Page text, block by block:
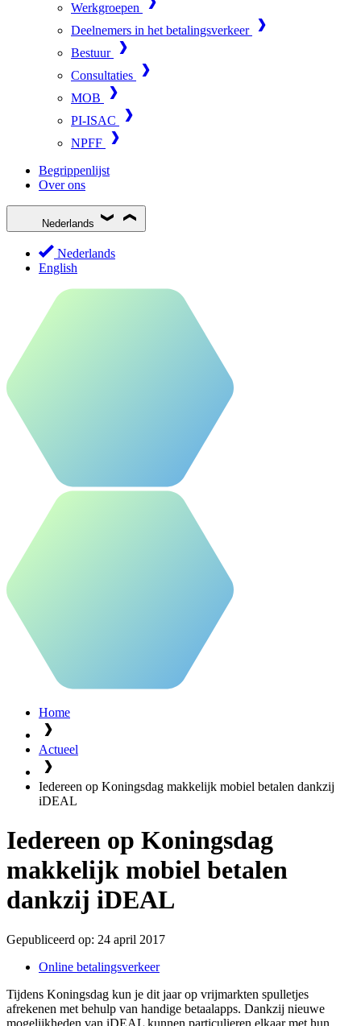
Werkgroepen
Deelnemers in het betalingsverkeer
Bestuur
Consultaties
MOB
PI-ISAC
NPFF
Begrippenlijst
Over ons
Nederlands
Nederlands
English
Home
Actueel
Iedereen op Koningsdag makkelijk mobiel betalen dankzij
iDEAL
Iedereen op Koningsdag
makkelijk mobiel betalen
dankzij iDEAL
Gepubliceerd op: 24 april 2017
Online betalingsverkeer
Tijdens Koningsdag kun je dit jaar op vrijmarkten spulletjes
afrekenen met behulp van handige betaalapps. Dankzij nieuwe
mogelijkheden van iDEAL kunnen particulieren elkaar met hun